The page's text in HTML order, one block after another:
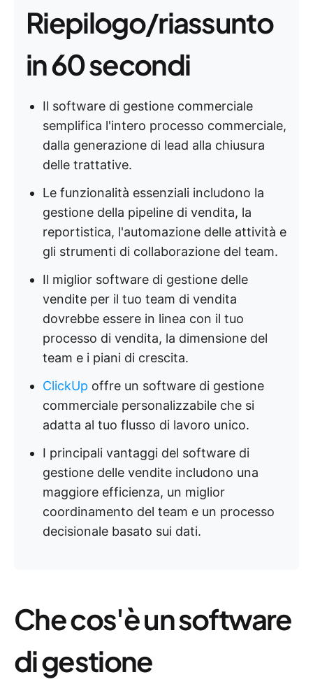
Riepilogo/riassunto
in 60 secondi
Il software di gestione commerciale
semplifica l'intero processo commerciale,
dalla generazione di lead alla chiusura
delle trattative.
Le funzionalità essenziali includono la
gestione della pipeline di vendita, la
reportistica, l'automazione delle attività e
gli strumenti di collaborazione del team.
Il miglior software di gestione delle
vendite per il tuo team di vendita
dovrebbe essere in linea con il tuo
processo di vendita, la dimensione del
team e i piani di crescita.
ClickUp offre un software di gestione
commerciale personalizzabile che si
adatta al tuo flusso di lavoro unico.
I principali vantaggi del software di
gestione delle vendite includono una
maggiore efficienza, un miglior
coordinamento del team e un processo
decisionale basato sui dati.
Che cos'è un software
di gestione